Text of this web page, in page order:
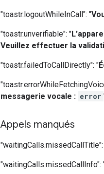
"toastr.logoutWhileInCall": "
"toastr.unverifiable": "
Veuillez effectuer la
"toastr.failedToCallDirectly": "
messagerie vocale : error
Appels manqués
"waitingCalls.missedCallInfo":